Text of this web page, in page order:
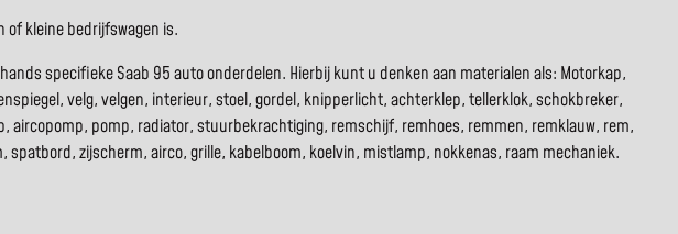
of kleine bedrijfswagen is.
specifieke Saab 95 auto onderdelen. Hierbij kunt u denken aan materialen als: Motorkap,
velg, velgen, interieur, stoel, gordel, knipperlicht, achterklep, tellerklok, schokbreker,
pomp, radiator, stuurbekrachtiging, remschijf, remhoes, remmen, remklauw, rem,
zijscherm, airco, grille, kabelboom, koelvin, mistlamp, nokkenas, raam mechaniek.